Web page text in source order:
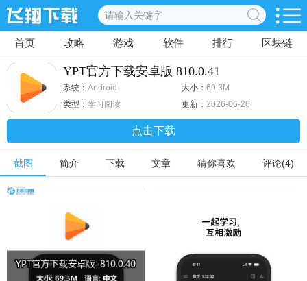
首页 攻略 游戏 软件 排行 区块链
YPT官方下载安卓版 810.0.41
系统： Android 大小： 69.3M
类型： 学习阅读 更新： 2026-06-26
点击下载
截图 简介 下载 文章 猜你喜欢 评论(4)